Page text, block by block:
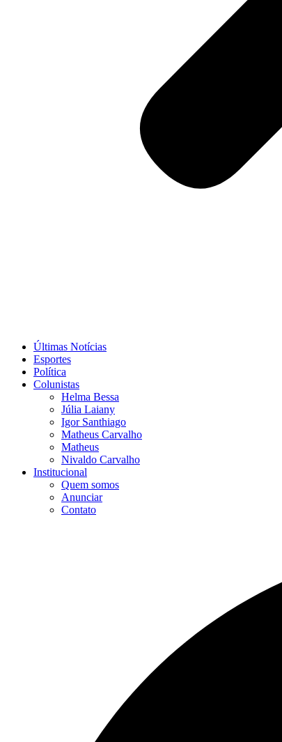
Últimas Notícias
Esportes
Política
Colunistas
Helma Bessa
Júlia Laiany
Igor Santhiago
Matheus Carvalho
Matheus
Nivaldo Carvalho
Institucional
Quem somos
Anunciar
Contato